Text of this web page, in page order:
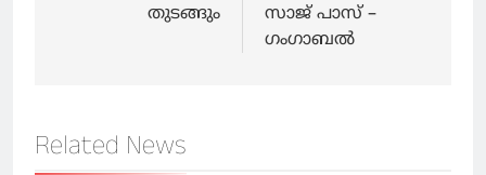
തുടങ്ങും
സാജ് പാസ് –
ഗംഗാബൽ
Related News